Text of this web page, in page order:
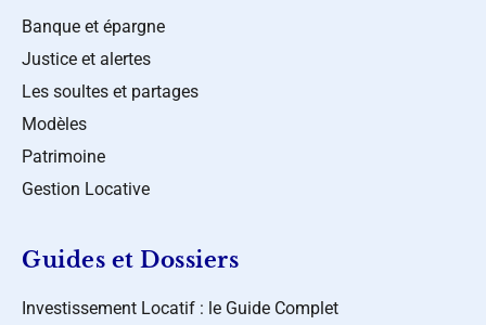
Banque et épargne
Justice et alertes
Les soultes et partages
Modèles
Patrimoine
Gestion Locative
Guides et Dossiers
Investissement Locatif : le Guide Complet